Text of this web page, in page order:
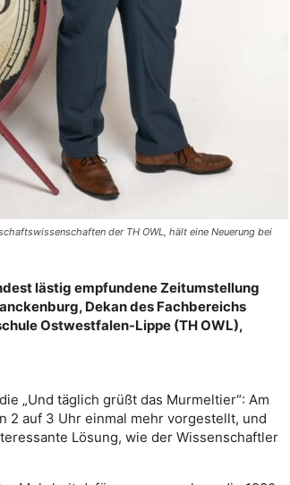
der TH OWL, hält eine Neuerung bei
lästig empfundene Zeitumstellung
Dekan des Fachbereichs
Ostwestfalen-Lippe (TH OWL),
„Und täglich grüßt das Murmeltier“: Am
2 auf 3 Uhr einmal mehr vorgestellt, und
Lösung, wie der Wissenschaftler